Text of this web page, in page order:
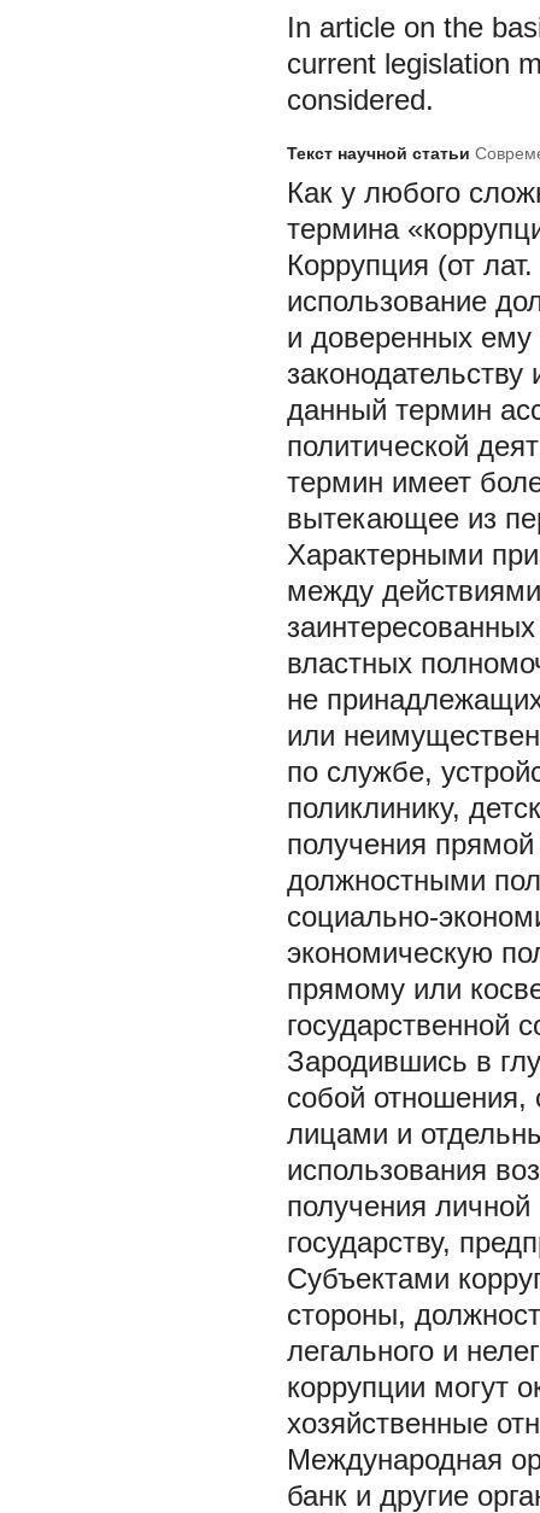
In article on the
current legislation
considered.
Текст научной статьи
Как у любого
термина
Коррупция (от
использование
и доверенных ему
данный термин
политической
термин имеет
вытекающее из
Характерными
между
властных
не
или
по службе,
поликлинику,
получения
должностными
социально-
экономическую
прямому или
государственной
Зародившись в
собой
лицами и
использования
получения
государству,
Субъектами
стороны,
легального и
коррупции могут
хозяйственные
Международная
банк и другие